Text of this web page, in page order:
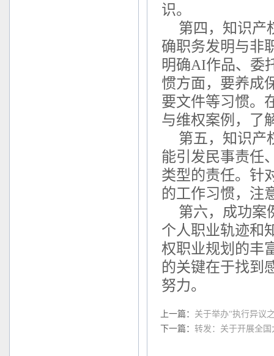
识。
第四，知识产
确职务发明与非
明确AI作品、委
惯方面，要养成
要文件等习惯。
与维权案例，了
第五，知识产
能引发民事责任
类型的责任。针
的工作习惯，注
第六，成功案
个人职业轨迹和
权职业规划的丰
的关键在于找到
努力。
上一篇： 关于举办“执行异议
下一篇： 转发：关于开展全